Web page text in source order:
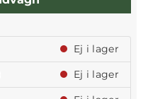
Ej i lager
Ej i lager